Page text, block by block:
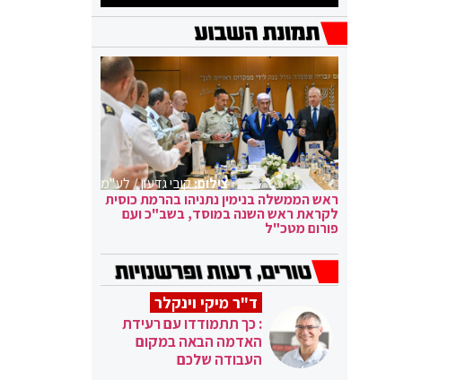
צילום:קובי גדעון / לע"מ
ראש הממשלה בנימין נתניהו בהרמת כוסית
לקראת ראש השנה במוסד, בשב"כ ועם
פורום מטכ"ל
ד"ר מיקי וינקלר
: כך תתמודדו עם רעידת
האדמה הבאה במקום
העבודה שלכם